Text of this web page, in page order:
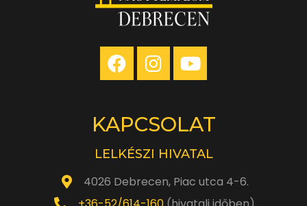
KAPCSOLAT
LELKÉSZI HIVATAL
4026 Debrecen, Piac utca 4-6.